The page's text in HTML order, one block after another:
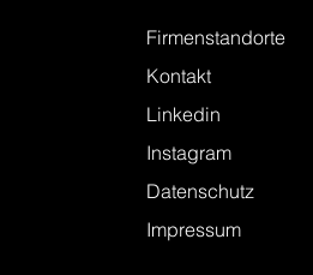
Firmenstandorte
Kontakt
Linkedin
Instagram
Datenschutz
Impressum